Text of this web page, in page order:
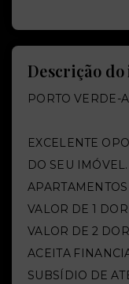
Descrição do
PORTO VERDE-
EXCELENTE
DO SEU IMÓVEL.
VALOR DE 1
VALOR DE 2
ACEITA
SUBSÍDIO DE